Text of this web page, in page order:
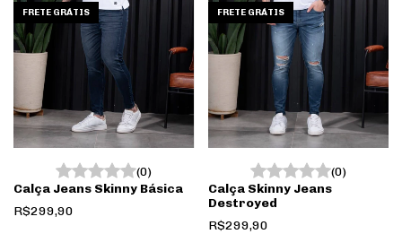
FRETE GRÁTIS
(0)
Calça Jeans Skinny Básica
R$299,90
FRETE GRÁTIS
(0)
Calça Skinny Jeans
Destroyed
R$299,90